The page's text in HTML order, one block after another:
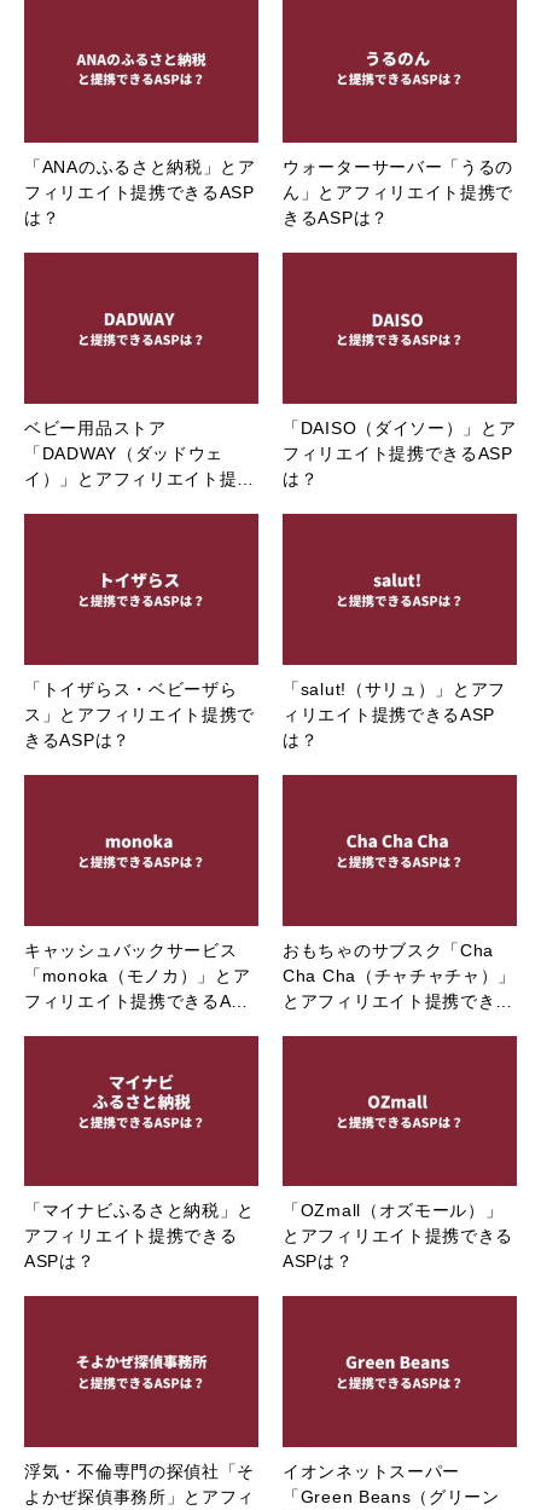
「ANAのふるさと納税」とア
フィリエイト提携できるASP
は？
ウォーターサーバー「うるの
ん」とアフィリエイト提携で
きるASPは？
ベビー用品ストア
「DADWAY（ダッドウェ
イ）」とアフィリエイト提…
「DAISO（ダイソー）」とア
フィリエイト提携できるASP
は？
「トイザらス・ベビーザら
ス」とアフィリエイト提携で
きるASPは？
「salut!（サリュ）」とアフ
ィリエイト提携できるASP
は？
キャッシュバックサービス
「monoka（モノカ）」とア
フィリエイト提携できるA…
おもちゃのサブスク「Cha
Cha Cha（チャチャチャ）」
とアフィリエイト提携でき…
「マイナビふるさと納税」と
アフィリエイト提携できる
ASPは？
「OZmall（オズモール）」
とアフィリエイト提携できる
ASPは？
浮気・不倫専門の探偵社「そ
よかぜ探偵事務所」とアフィ
イオンネットスーパー
「Green Beans（グリーン